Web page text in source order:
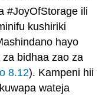
#JoyOfStorage ili
kushiriki
hayo
bidhaa zao za
8.12). Kampeni hii
wateja